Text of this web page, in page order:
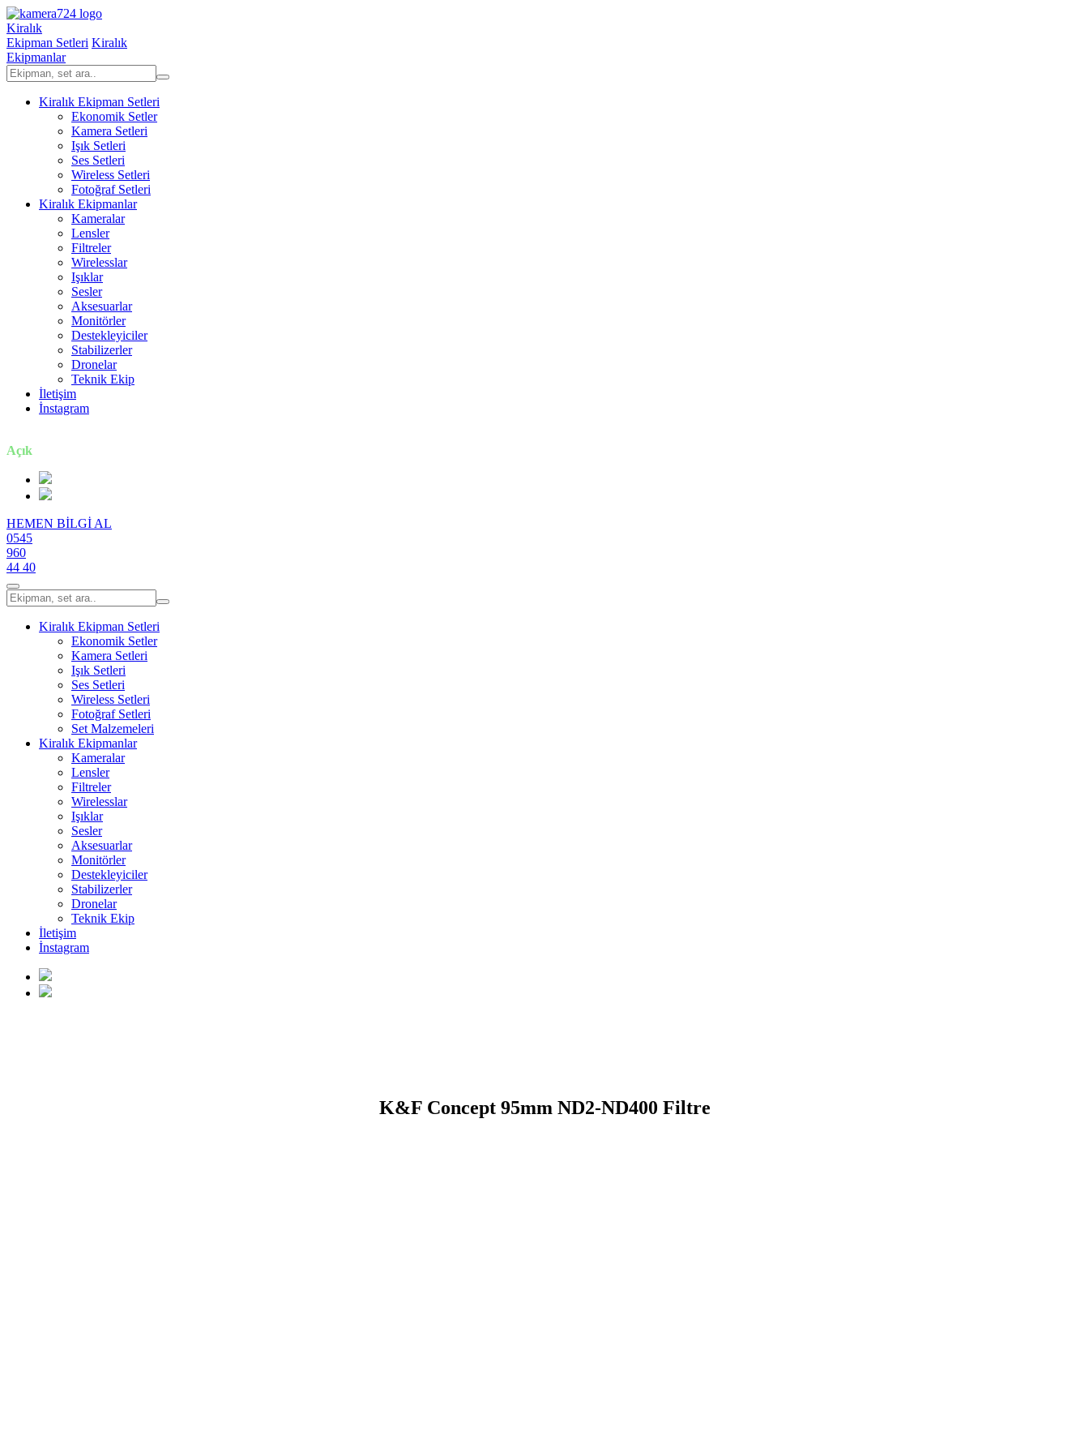
Kiralık
Ekipman Setleri Kiralık
Ekipmanlar
Kiralık Ekipman Setleri
Ekonomik Setler
Kamera Setleri
Işık Setleri
Ses Setleri
Wireless Setleri
Fotoğraf Setleri
Kiralık Ekipmanlar
Kameralar
Lensler
Filtreler
Wirelesslar
Işıklar
Sesler
Aksesuarlar
Monitörler
Destekleyiciler
Stabilizerler
Dronelar
Teknik Ekip
İletişim
İnstagram
Açık
HEMEN BİLGİ AL
0545
960
44 40
Kiralık Ekipman Setleri
Ekonomik Setler
Kamera Setleri
Işık Setleri
Ses Setleri
Wireless Setleri
Fotoğraf Setleri
Set Malzemeleri
Kiralık Ekipmanlar
Kameralar
Lensler
Filtreler
Wirelesslar
Işıklar
Sesler
Aksesuarlar
Monitörler
Destekleyiciler
Stabilizerler
Dronelar
Teknik Ekip
İletişim
İnstagram
K&F Concept 95mm ND2-ND400 Filtre